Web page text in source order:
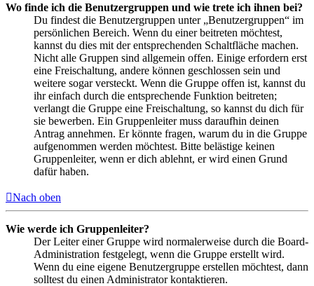
Wo finde ich die Benutzergruppen und wie trete ich ihnen bei?
Du findest die Benutzergruppen unter „Benutzergruppen“ im
persönlichen Bereich. Wenn du einer beitreten möchtest,
kannst du dies mit der entsprechenden Schaltfläche machen.
Nicht alle Gruppen sind allgemein offen. Einige erfordern erst
eine Freischaltung, andere können geschlossen sein und
weitere sogar versteckt. Wenn die Gruppe offen ist, kannst du
ihr einfach durch die entsprechende Funktion beitreten;
verlangt die Gruppe eine Freischaltung, so kannst du dich für
sie bewerben. Ein Gruppenleiter muss daraufhin deinen
Antrag annehmen. Er könnte fragen, warum du in die Gruppe
aufgenommen werden möchtest. Bitte belästige keinen
Gruppenleiter, wenn er dich ablehnt, er wird einen Grund
dafür haben.
Nach oben
Wie werde ich Gruppenleiter?
Der Leiter einer Gruppe wird normalerweise durch die Board-
Administration festgelegt, wenn die Gruppe erstellt wird.
Wenn du eine eigene Benutzergruppe erstellen möchtest, dann
solltest du einen Administrator kontaktieren.